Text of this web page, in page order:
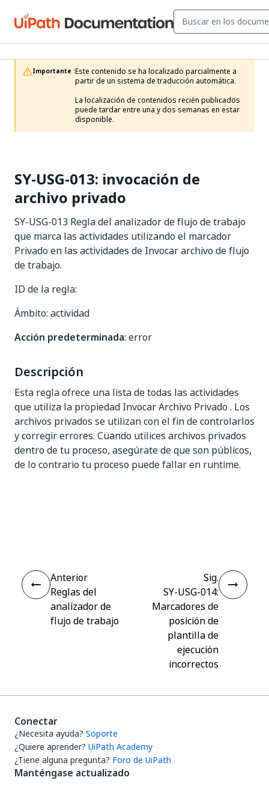
Importante :Este contenido se ha localizado parcialmente a
partir de un sistema de traducción automática.
La localización de contenidos recién publicados
puede tardar entre una y dos semanas en estar
disponible.
SY-USG-013: invocación de
archivo privado
SY-USG-013 Regla del analizador de flujo de trabajo
que marca las actividades utilizando el marcador
Privado en las actividades de Invocar archivo de flujo
de trabajo.
ID de la regla:
Ámbito: actividad
Acción predeterminada: error
Descripción
Esta regla ofrece una lista de todas las actividades
que utiliza la propiedad Invocar Archivo Privado . Los
archivos privados se utilizan con el fin de controlarlos
y corregir errores. Cuando utilices archivos privados
dentro de tu proceso, asegúrate de que son públicos,
de lo contrario tu proceso puede fallar en runtime.
Anterior
Reglas del
analizador de
flujo de trabajo
Sig.
SY-USG-014:
Marcadores de
posición de
plantilla de
ejecución
incorrectos
Conectar
¿Necesita ayuda? Soporte
¿Quiere aprender? UiPath Academy
¿Tiene alguna pregunta? Foro de UiPath
Manténgase actualizado